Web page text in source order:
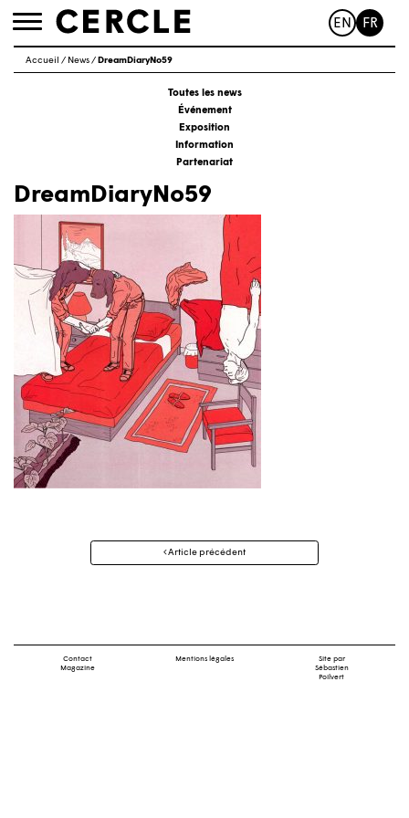
Toggle
EN FR
Accueil / News/ DreamDiaryNo59
Toutes les news
Événement
Exposition
Information
Partenariat
DreamDiaryNo59
Navigation
Article précédent
Contact
Magazine
Mentions légales
Site par
Sébastien
Poilvert